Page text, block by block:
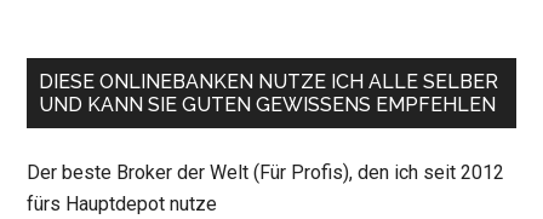
DIESE ONLINEBANKEN NUTZE ICH ALLE SELBER
UND KANN SIE GUTEN GEWISSENS EMPFEHLEN
Der beste Broker der Welt (Für Profis), den ich seit 2012
fürs Hauptdepot nutze